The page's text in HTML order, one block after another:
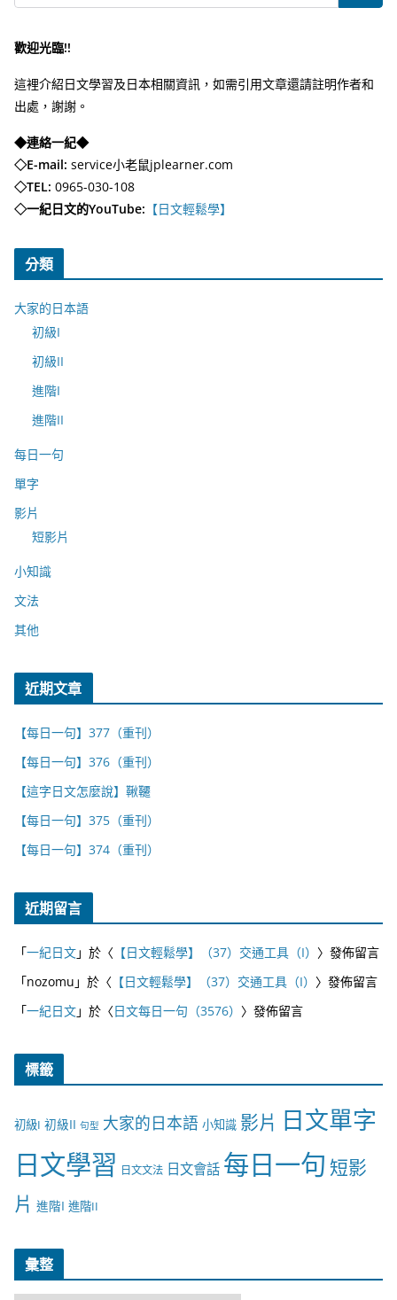
歡迎光臨!!
這裡介紹日文學習及日本相關資訊，如需引用文章還請註明作者和
出處，謝謝。
◆連絡一紀◆
◇E-mail: service小老鼠jplearner.com
◇TEL: 0965-030-108
◇一紀日文的YouTube: 【日文輕鬆學】
分類
大家的日本語
初級I
初級II
進階I
進階II
每日一句
單字
影片
短影片
小知識
文法
其他
近期文章
【每日一句】377（重刊）
【每日一句】376（重刊）
【這字日文怎麼說】鞦韆
【每日一句】375（重刊）
【每日一句】374（重刊）
近期留言
「一紀日文」於〈 【日文輕鬆學】（37）交通工具（I） 〉發佈留言
「nozomu 」於〈 【日文輕鬆學】（37）交通工具（I） 〉發佈留言
「一紀日文」於〈日文每日一句（3576） 〉發佈留言
標籤
初級I 初級II 句型 大家的日本語 小知識 影片 日文單字
日文學習 日文文法 日文會話 每日一句 短影
片 進階I 進階II
彙整